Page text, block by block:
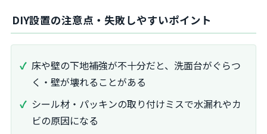
DIY設置の注意点・失敗しやすいポイント
床や壁の下地補強が不十分だと、洗面台がぐらつ
く・壁が壊れることがある
シール材・パッキンの取り付けミスで水漏れやカ
ビの原因になる